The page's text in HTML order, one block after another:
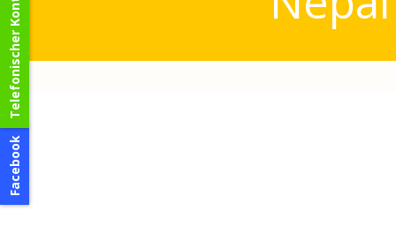
Facebook
Telefonischer Kontakt